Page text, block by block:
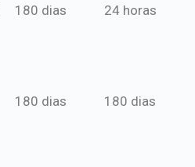
180 dias 24 horas
180 dias 180 dias